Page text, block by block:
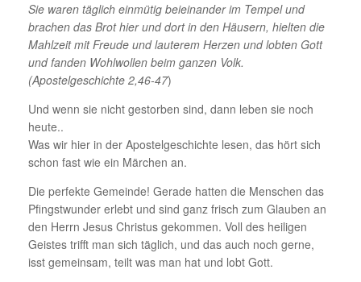
Sie waren täglich einmütig beieinander im Tempel und
brachen das Brot hier und dort in den Häusern, hielten die
Mahlzeit mit Freude und lauterem Herzen und lobten Gott
und fanden Wohlwollen beim ganzen Volk.
(Apostelgeschichte 2,46-47)
Und wenn sie nicht gestorben sind, dann leben sie noch
heute..
Was wir hier in der Apostelgeschichte lesen, das hört sich
schon fast wie ein Märchen an.
Die perfekte Gemeinde! Gerade hatten die Menschen das
Pfingstwunder erlebt und sind ganz frisch zum Glauben an
den Herrn Jesus Christus gekommen. Voll des heiligen
Geistes trifft man sich täglich, und das auch noch gerne,
isst gemeinsam, teilt was man hat und lobt Gott.